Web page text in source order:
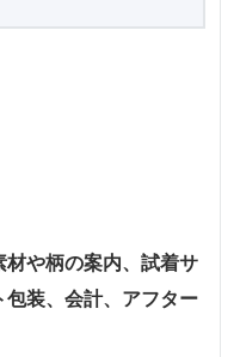
材や柄の案内、試着サ
装、会計、アフター